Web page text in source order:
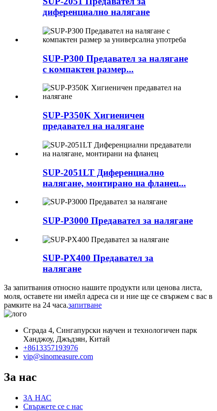
диференциално налягане
SUP-P300 Предавател за налягане
с компактен размер...
SUP-P350K Хигиеничен
предавател на налягане
SUP-2051LT Диференциално
налягане, монтирано на фланец...
SUP-P3000 Предавател за налягане
SUP-PX400 Предавател за
налягане
За запитвания относно нашите продукти или ценова листа,
моля, оставете ни имейл адреса си и ние ще се свържем с вас в
рамките на 24 часа.запитване
Сграда 4, Сингапурски научен и технологичен парк
Ханджоу, Джъдзян, Китай
+8613357193976
vip@sinomeasure.com
За нас
ЗА НАС
Свържете се с нас